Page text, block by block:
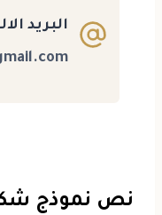
البريد
نص نموذج